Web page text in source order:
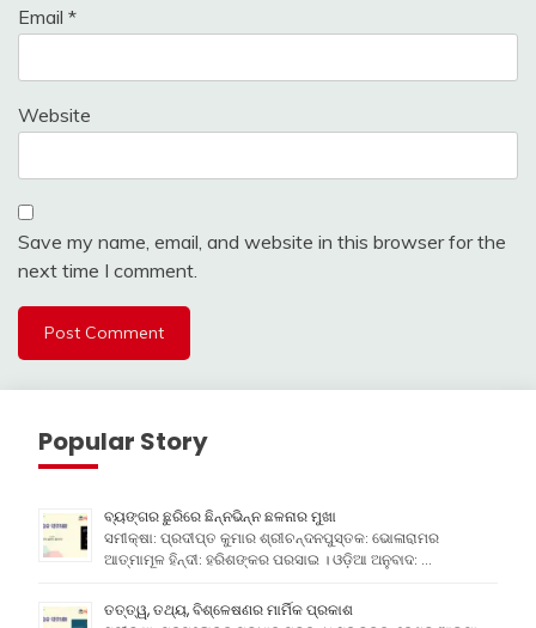
Email *
Website
Save my name, email, and website in this browser for the
next time I comment.
Popular Story
ବ୍ୟଙ୍ଗର ଛୁରିରେ ଛିନ୍ନଭିନ୍ନ ଛଳନାର ମୁଖା
ସମୀକ୍ଷା: ପ୍ରଦୀପ୍ତ କୁମାର ଶ୍ରୀଚନ୍ଦନପୁସ୍ତକ: ଭୋଳାରାମର
ଆତ୍ମାମୂଳ ହିନ୍ଦୀ: ହରିଶଙ୍କର ପରସାଇ । ଓଡ଼ିଆ ଅନୁବାଦ: …
ତତ୍ତ୍ୱ, ତଥ୍ୟ, ବିଶ୍ଳେଷଣର ମାର୍ମିକ ପ୍ରକାଶ